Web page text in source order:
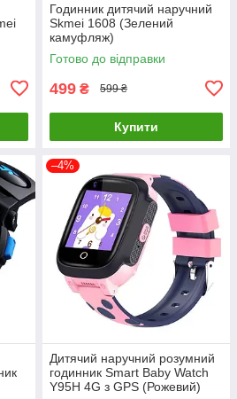
Годинник дитячий наручний
Skmei 1608 (Зелений
камуфляж)
Готово до відправки
499 ₴ 599 ₴
Купити
–4%
Дитячий наручний розумний
годинник Smart Baby Watch
Y95H 4G з GPS (Рожевий)